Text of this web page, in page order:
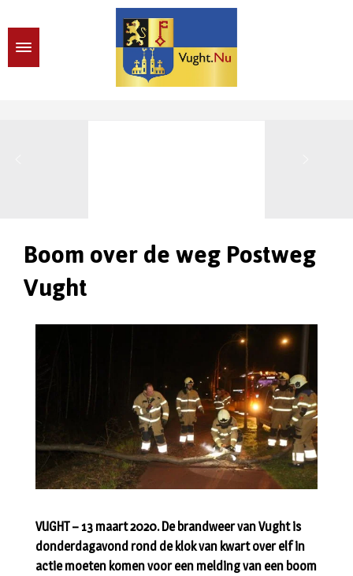
Boom over de weg Postweg
Vught
VUGHT – 13 maart 2020. De brandweer van Vught is
donderdagavond rond de klok van kwart over elf in
actie moeten komen voor een melding van een boom